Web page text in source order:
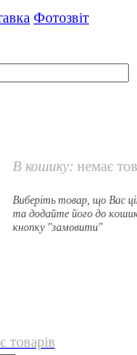
Фотозвіт
В кошику: немає
Виберіть товар, що Вас
та додайте його до
кнопку "замовити"
товарів